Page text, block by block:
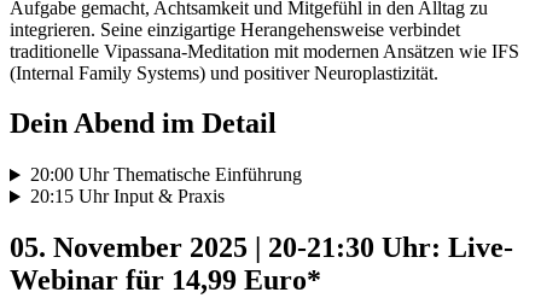
Aufgabe gemacht, Achtsamkeit und Mitgefühl in den Alltag zu
integrieren. Seine einzigartige Herangehensweise verbindet
traditionelle Vipassana-Meditation mit modernen Ansätzen wie IFS
(Internal Family Systems) und positiver Neuroplastizität.
Dein Abend im Detail
20:00 Uhr Thematische Einführung
20:15 Uhr Input & Praxis
05. November 2025 | 20-21:30 Uhr: Live-
Webinar für 14,99 Euro*